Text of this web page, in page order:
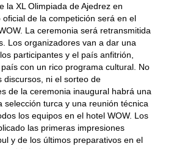
la XL Olimpiada de Ajedrez en
oficial de la competición será en el
La ceremonia será retransmitida
Los organizadores van a dar una
participantes y el país anfitrión,
con un rico programa cultural. No
discursos, ni el sorteo de
de la ceremonia inaugural habrá una
selección turca y una reunión técnica
los equipos en el hotel WOW. Los
las primeras impresiones
y de los últimos preparativos en el